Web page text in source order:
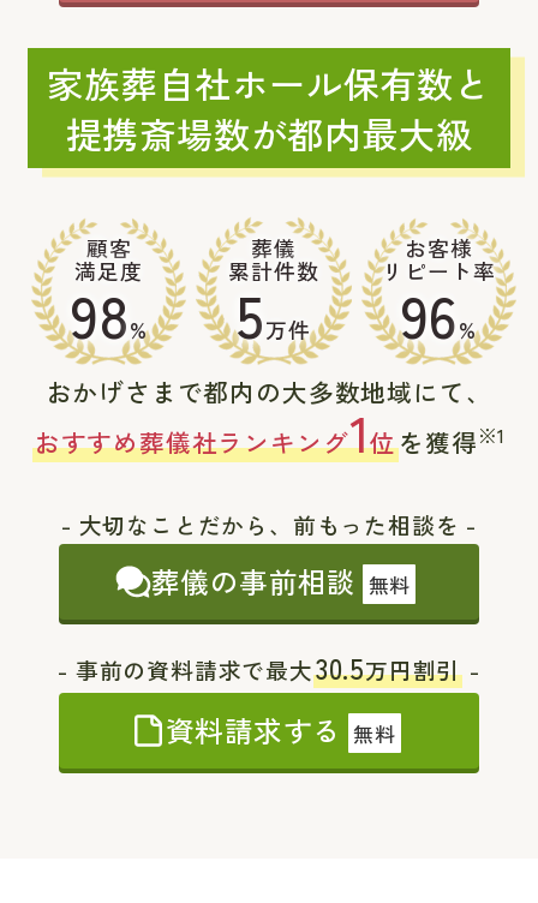
家族葬自社ホール保有数と
提携斎場数が都内最大級
顧客
満足度
98%
葬儀
累計件数
5万件
お客様
リピート率
96%
おかげさまで都内の大多数地域にて、
おすすめ葬儀社ランキング1位を獲得※1
- 大切なことだから、前もった相談を -
葬儀の事前相談 無料
- 事前の資料請求で最大30.5万円割引 -
資料請求する 無料